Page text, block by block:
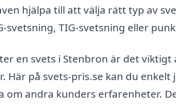
hjälpa till att välja rätt typ av
svetsning, TIG-svetsning eller
en svets i Stenbron är det
Här på svets-pris.se kan du
om andra kunders erfarenheter.